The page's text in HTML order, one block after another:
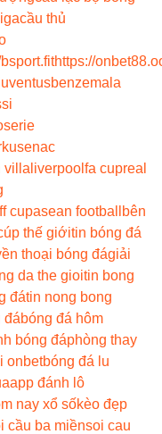
cầu thủ
https://
benzema la
serie
ac
villa liverpool fa cupreal
cupasean football
bên
thế giớitin bóng đá
thoại bóng đágiải
da the gioitin bong
đátin nong bong
đábóng đá hôm
bóng đáphòng thay
onbetbóng đá lu
app đánh lô
nay xổ sốkèo đẹp
cầu ba miềnsoi cau